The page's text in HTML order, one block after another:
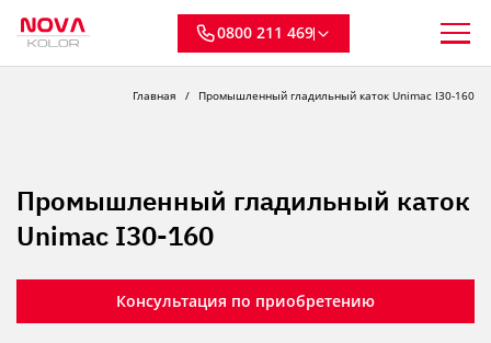
0800 211 469
Главная Промышленный гладильный каток Unimac I30-160
Промышленный гладильный каток
Unimac I30-160
Консультация по приобретению